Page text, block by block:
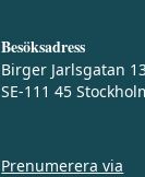
Besöksadress
Birger Jarlsgatan
SE-111 45
Prenumerera via